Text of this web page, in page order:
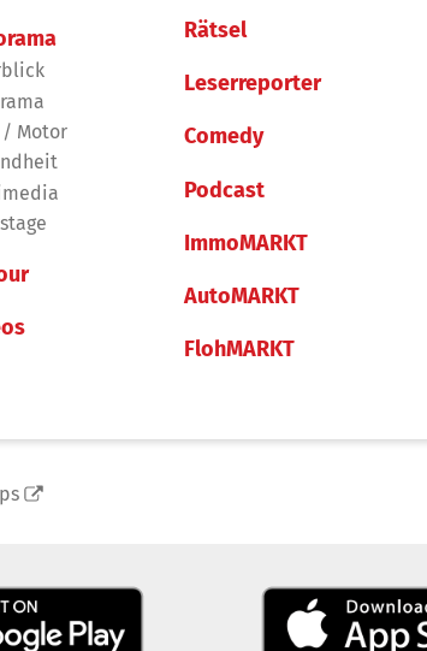
/ Motor
Rätsel
Leserreporter
Comedy
Podcast
ImmoMARKT
AutoMARKT
FlohMARKT